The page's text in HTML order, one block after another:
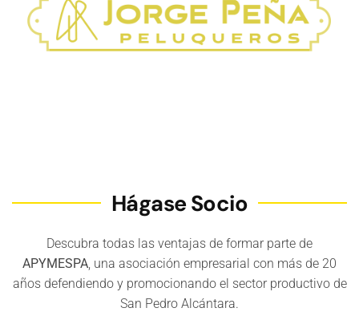
Hágase Socio
Descubra todas las ventajas de formar parte de
APYMESPA , una asociación empresarial con más de 20
años defendiendo y promocionando el sector productivo de
San Pedro Alcántara.